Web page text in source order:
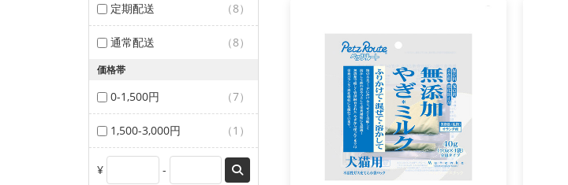
定期配送 （8）
通常配送 （8）
価格帯
0-1,500円 （7）
1,500-3,000円 （1）
¥ -